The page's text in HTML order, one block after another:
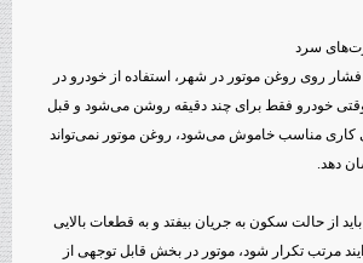
سرد
روی روغن موتور در شهر، استفاده از خودرو در
خودرو فقط برای چند دقیقه روشن می‌شود و قبل
کاری مناسب خاموش می‌شود، روغن موتور نمی‌تواند
دهد.
از حالت سکون به جریان بیفتد و به قطعات بالایی
مرتب تکرار شود، موتور در بخش قابل توجهی از